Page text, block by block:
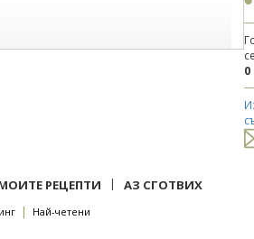
0
РЕЦЕПТИ | АЗ СГОТВИХ
| Най-четени